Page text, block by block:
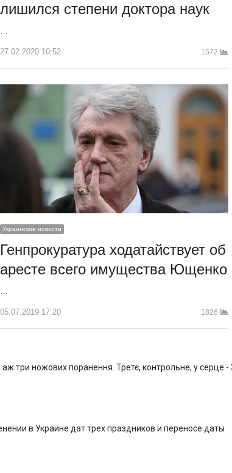
лишился степени доктора наук
…
27.02.2020 10:52 1572
Украинские новости
Генпрокуратура ходатайствует об
аресте всего имущества Ющенко
05.07.2019 17:20 1826
аж три ножових поранення. Третє, контрольне, у серце -
в Украине дат трех праздников и переносе даты